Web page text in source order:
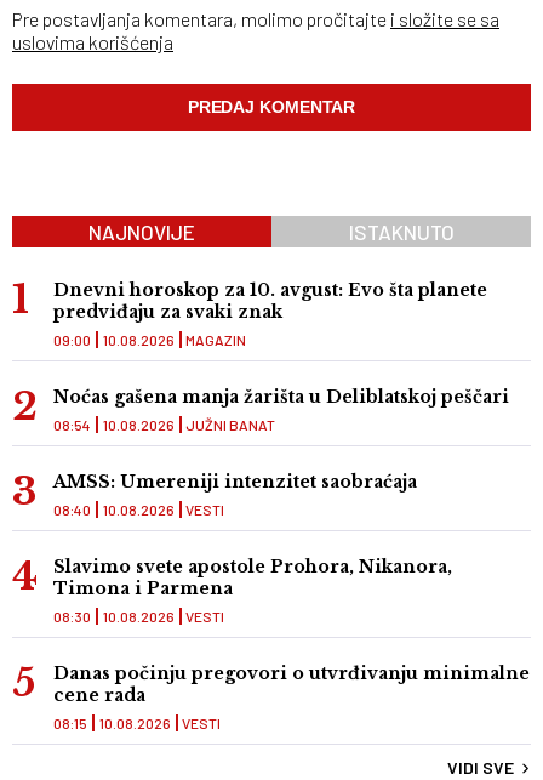
Pre postavljanja komentara, molimo pročitajte i složite se sa
uslovima korišćenja
NAJNOVIJE ISTAKNUTO
Dnevni horoskop za 10. avgust: Evo šta planete
predviđaju za svaki znak
MAGAZIN
09:00 10.08.2026
Noćas gašena manja žarišta u Deliblatskoj peščari
JUŽNI BANAT
08:54 10.08.2026
AMSS: Umereniji intenzitet saobraćaja
VESTI
08:40 10.08.2026
Slavimo svete apostole Prohora, Nikanora,
Timona i Parmena
VESTI
08:30 10.08.2026
Danas počinju pregovori o utvrđivanju minimalne
cene rada
VESTI
08:15 10.08.2026
VIDI SVE